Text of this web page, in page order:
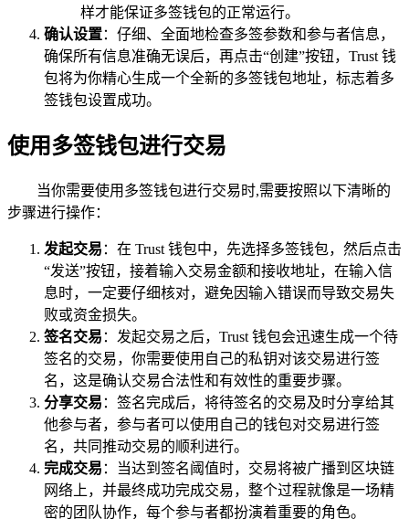
样才能保证多签钱包的正常运行。
确认设置：仔细、全面地检查多签参数和参与者信息，
确保所有信息准确无误后，再点击“创建”按钮，Trust 钱
包将为你精心生成一个全新的多签钱包地址，标志着多
签钱包设置成功。
使用多签钱包进行交易
当你需要使用多签钱包进行交易时,需要按照以下清晰的
步骤进行操作：
发起交易 ：在 Trust 钱包中，先选择多签钱包，然后点击
“发送”按钮，接着输入交易金额和接收地址，在输入信
息时，一定要仔细核对，避免因输入错误而导致交易失
败或资金损失。
签名交易 ：发起交易之后，Trust 钱包会迅速生成一个待
签名的交易，你需要使用自己的私钥对该交易进行签
名，这是确认交易合法性和有效性的重要步骤。
分享交易 ：签名完成后，将待签名的交易及时分享给其
他参与者，参与者可以使用自己的钱包对交易进行签
名，共同推动交易的顺利进行。
完成交易 ：当达到签名阈值时，交易将被广播到区块链
网络上，并最终成功完成交易，整个过程就像是一场精
密的团队协作，每个参与者都扮演着重要的角色。